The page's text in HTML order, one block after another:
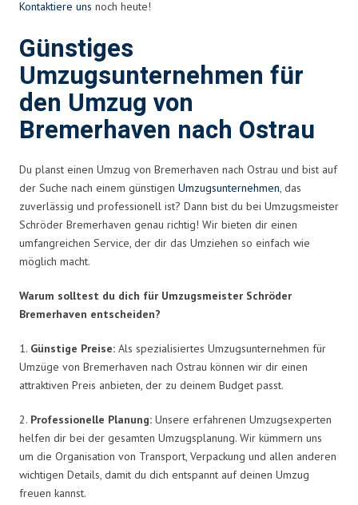
Kontaktiere uns noch heute!
Günstiges
Umzugsunternehmen für
den Umzug von
Bremerhaven nach Ostrau
Du planst einen Umzug von Bremerhaven nach Ostrau und bist auf
der Suche nach einem günstigen Umzugsunternehmen, das
zuverlässig und professionell ist? Dann bist du bei Umzugsmeister
Schröder Bremerhaven genau richtig! Wir bieten dir einen
umfangreichen Service, der dir das Umziehen so einfach wie
möglich macht.
Warum solltest du dich für Umzugsmeister Schröder
Bremerhaven entscheiden?
1. Günstige Preise: Als spezialisiertes Umzugsunternehmen für
Umzüge von Bremerhaven nach Ostrau können wir dir einen
attraktiven Preis anbieten, der zu deinem Budget passt.
2. Professionelle Planung: Unsere erfahrenen Umzugsexperten
helfen dir bei der gesamten Umzugsplanung. Wir kümmern uns
um die Organisation von Transport, Verpackung und allen anderen
wichtigen Details, damit du dich entspannt auf deinen Umzug
freuen kannst.